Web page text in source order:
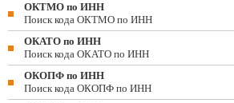
ОКТМО по ИНН
Поиск кода ОКТМО по ИНН
ОКАТО по ИНН
Поиск кода ОКАТО по ИНН
ОКОПФ по ИНН
Поиск кода ОКОПФ по ИНН